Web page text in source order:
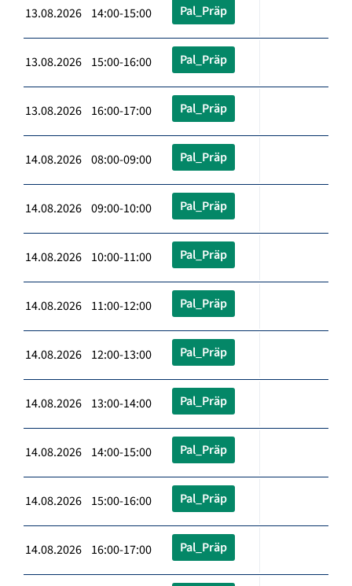
13.08.2026 14:00-15:00 Pal_Präp
13.08.2026 15:00-16:00 Pal_Präp
13.08.2026 16:00-17:00 Pal_Präp
14.08.2026 08:00-09:00 Pal_Präp
14.08.2026 09:00-10:00 Pal_Präp
14.08.2026 10:00-11:00 Pal_Präp
14.08.2026 11:00-12:00 Pal_Präp
14.08.2026 12:00-13:00 Pal_Präp
14.08.2026 13:00-14:00 Pal_Präp
14.08.2026 14:00-15:00 Pal_Präp
14.08.2026 15:00-16:00 Pal_Präp
14.08.2026 16:00-17:00 Pal_Präp